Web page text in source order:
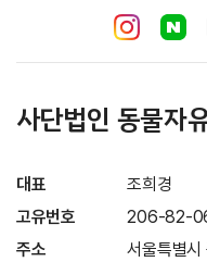
사단법인 동물자
대표
조희경
고유번호
206-82-
주소
서울특별